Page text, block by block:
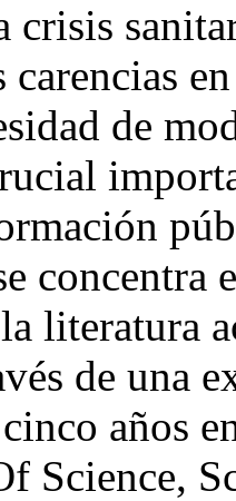
crisis
carencias
de
concentra
literatura
de una
años
Science,